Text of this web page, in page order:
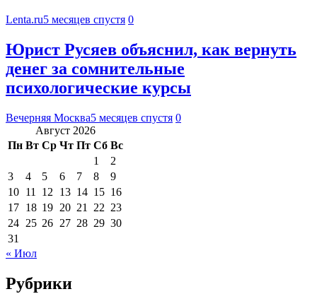
Lenta.ru5 месяцев спустя 0
Юрист Русяев объяснил, как вернуть
денег за сомнительные
психологические курсы
Вечерняя Москва5 месяцев спустя 0
Август 2026
Пн Вт Ср Чт Пт Сб Вс
1
2
3
4 5 6 7 8
9
10 11 12 13 14 15 16
17 18 19 20 21 22 23
24 25 26 27 28 29 30
31
« Июл
Рубрики